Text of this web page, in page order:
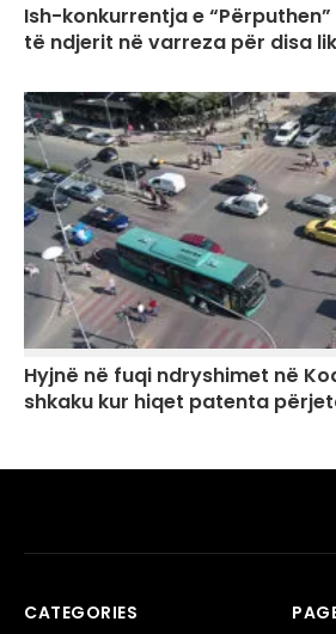
Ish-konkurrentja e
të ndjerit në varreza për disa
Hyjnë në fuqi ndryshimet në
shkaku kur hiqet patenta
CATEGORIES